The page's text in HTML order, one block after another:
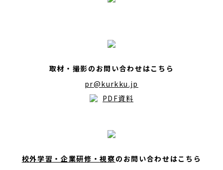
取材・撮影のお問い合わせはこちら
pr@kurkku.jp
PDF資料
校外学習・企業研修・視察のお問い合わせはこちら